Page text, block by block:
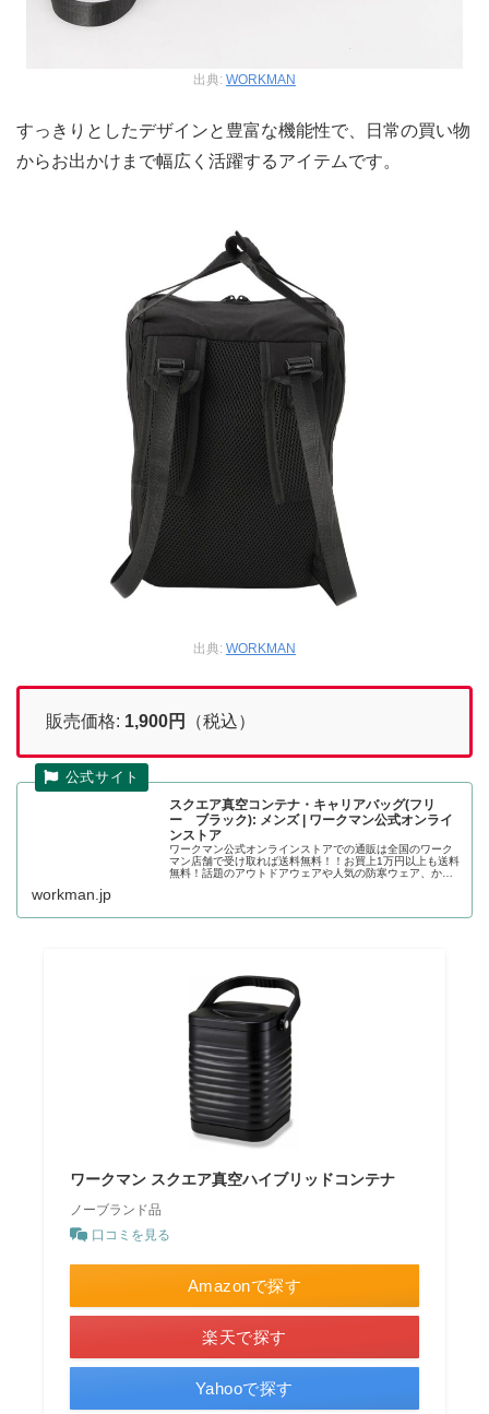
出典: WORKMAN
すっきりとしたデザインと豊富な機能性で、日常の買い物
からお出かけまで幅広く活躍するアイテムです。
出典: WORKMAN
販売価格: 1,900円 （税込）
スクエア真空コンテナ・キャリアバッグ(フリ
ー ブラック): メンズ | ワークマン公式オンライ
ンストア
ワークマン公式オンラインストアでの通販は全国のワーク
マン店舗で受け取れば送料無料！！お買上1万円以上も送料
無料！話題のアウトドアウェアや人気の防寒ウェア、かっ
workman.jp
ワークマン スクエア真空ハイブリッドコンテナ
ノーブランド品
口コミを見る
Amazonで探す
楽天で探す
Yahooで探す